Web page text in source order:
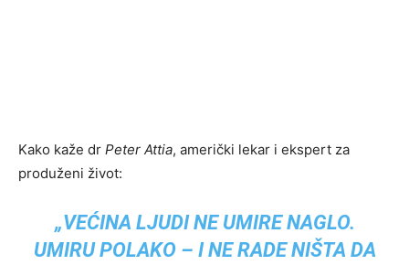
Kako kaže dr Peter Attia, američki lekar i ekspert za
produženi život:
„VEĆINA LJUDI NE UMIRE NAGLO.
UMIRU POLAKO – I NE RADE NIŠTA DA